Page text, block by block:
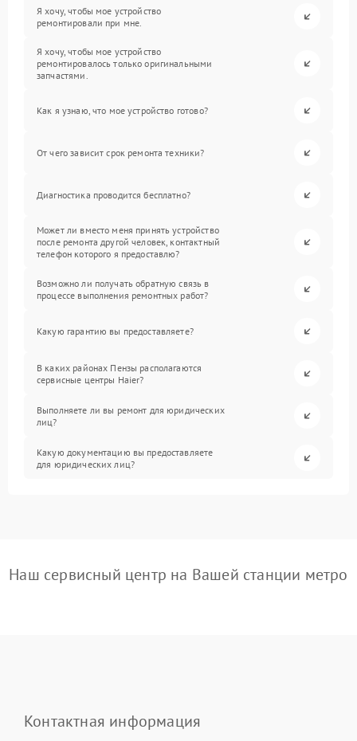
Я хочу, чтобы мое устройство
ремонтировали при мне.
Я хочу, чтобы мое устройство
ремонтировалось только оригинальными
запчастями.
Как я узнаю, что мое устройство готово?
От чего зависит срок ремонта техники?
Диагностика проводится бесплатно?
Может ли вместо меня принять устройство
после ремонта другой человек, контактный
телефон которого я предоставлю?
Возможно ли получать обратную связь в
процессе выполнения ремонтных работ?
Какую гарантию вы предоставляете?
В каких районах Пензы располагаются
сервисные центры Haier?
Выполняете ли вы ремонт для юридических
лиц?
Какую документацию вы предоставляете
для юридических лиц?
Наш сервисный центр на Вашей станции метро
Контактная информация